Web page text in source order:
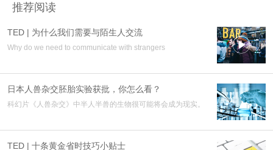
推荐阅读

TED | 为什么我们需要与陌生人交流
Why do we need to communicate with strangers
日本人兽杂交胚胎实验获批，你怎么看？
科幻片《人兽杂交》中半人半兽的生物很可能将会成为现实。
TED | 十条黄金省时技巧小贴士